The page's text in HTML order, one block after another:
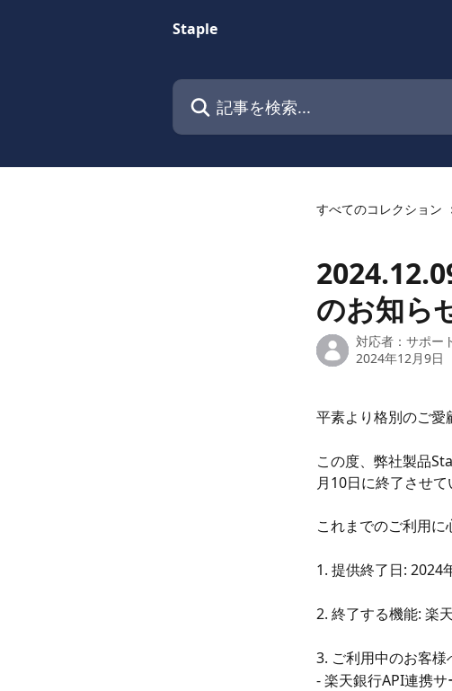
Staple
記事を検索...
すべてのコレクション
のお知ら
対応者： サポー
2024年12月9日
平素より格別のご愛
この度、弊社製品
月10日に終了させ
これまでのご利用
1. 提供終了日: 2024
2. 終了する機能: 楽
3. ご利用中のお客様
- 楽天銀行API連携